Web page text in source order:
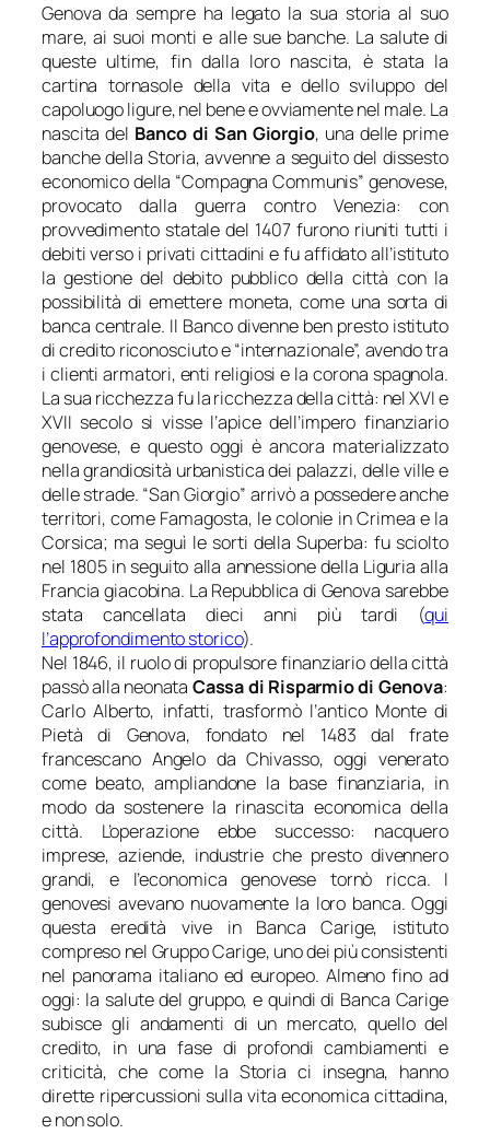
Genova da sempre ha legato la sua storia al suo
mare, ai suoi monti e alle sue banche. La salute di
queste ultime, fin dalla loro nascita, è stata la
cartina tornasole della vita e dello sviluppo del
capoluogo ligure, nel bene e ovviamente nel male. La
nascita del Banco di San Giorgio, una delle prime
banche della Storia, avvenne a seguito del dissesto
economico della “Compagna Communis” genovese,
provocato dalla guerra contro Venezia: con
provvedimento statale del 1407 furono riuniti tutti i
debiti verso i privati cittadini e fu affidato all’istituto
la gestione del debito pubblico della città con la
possibilità di emettere moneta, come una sorta di
banca centrale. Il Banco divenne ben presto istituto
di credito riconosciuto e “internazionale”, avendo tra
i clienti armatori, enti religiosi e la corona spagnola.
La sua ricchezza fu la ricchezza della città: nel XVI e
XVII secolo si visse l’apice dell’impero finanziario
genovese, e questo oggi è ancora materializzato
nella grandiosità urbanistica dei palazzi, delle ville e
delle strade. “San Giorgio” arrivò a possedere anche
territori, come Famagosta, le colonie in Crimea e la
Corsica; ma seguì le sorti della Superba: fu sciolto
nel 1805 in seguito alla annessione della Liguria alla
Francia giacobina. La Repubblica di Genova sarebbe
stata cancellata dieci anni più tardi (qui
l’approfondimento storico).
Nel 1846, il ruolo di propulsore finanziario della città
passò alla neonata Cassa di Risparmio di Genova:
Carlo Alberto, infatti, trasformò l’antico Monte di
Pietà di Genova, fondato nel 1483 dal frate
francescano Angelo da Chivasso, oggi venerato
come beato, ampliandone la base finanziaria, in
modo da sostenere la rinascita economica della
città. L’operazione ebbe successo: nacquero
imprese, aziende, industrie che presto divennero
grandi, e l’economica genovese tornò ricca. I
genovesi avevano nuovamente la loro banca. Oggi
questa eredità vive in Banca Carige, istituto
compreso nel Gruppo Carige, uno dei più consistenti
nel panorama italiano ed europeo. Almeno fino ad
oggi: la salute del gruppo, e quindi di Banca Carige
subisce gli andamenti di un mercato, quello del
credito, in una fase di profondi cambiamenti e
criticità, che come la Storia ci insegna, hanno
dirette ripercussioni sulla vita economica cittadina,
e non solo.